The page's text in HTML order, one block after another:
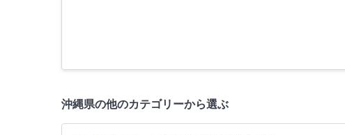
沖縄県の他のカテゴリーから選ぶ